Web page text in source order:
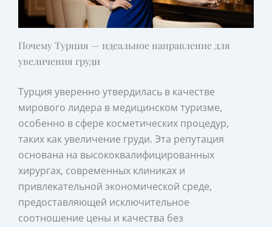
Почему Турция — идеальное направление для
увеличения груди
Турция уверенно утвердилась в качестве
мирового лидера в медицинском туризме,
особенно в сфере косметических процедур,
таких как увеличение груди. Эта репутация
основана на высококвалифицированных
хирургах, современных клиниках и
привлекательной экономической среде,
предоставляющей исключительное
соотношение цены и качества без